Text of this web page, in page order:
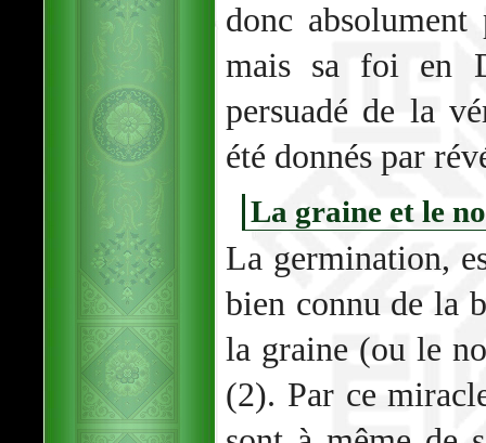
donc
mais sa foi en
persuadé de la
été donnés par
La graine et le
La germination,
bien connu de la
la graine (ou le
(2). Par ce